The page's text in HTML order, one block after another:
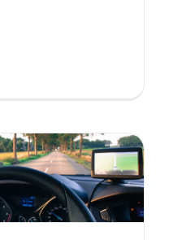
heeft soms
nodig